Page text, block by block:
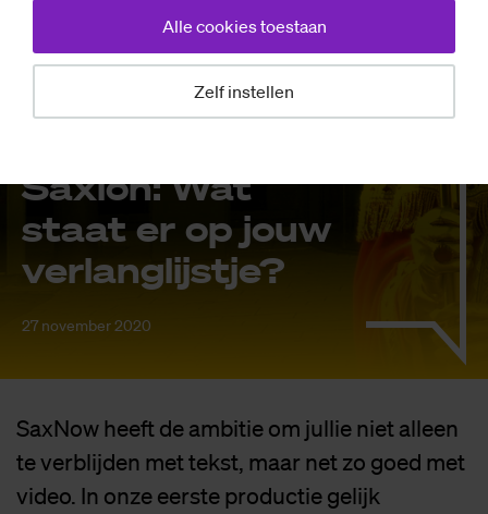
Zelf instellen
Alle cookies toestaan
Saxi­on: Wat
staat er op jouw
ver­lang­lijst­je?
27 november 2020
SaxNow heeft de ambitie om jullie niet alleen
te verblijden met tekst, maar net zo goed met
video. In onze eerste productie gelijk